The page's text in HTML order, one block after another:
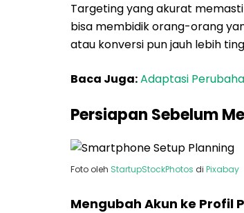
Targeting yang akurat
bisa membidik orang-orang
atau konversi pun jauh lebih
Baca Juga:Adaptasi
Persiapan Sebelum
Foto oleh StartupStockPhotos di Pixabay
Mengubah Akun ke Profil